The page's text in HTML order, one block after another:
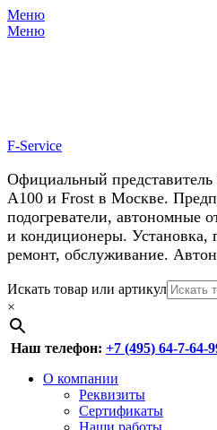
Меню
Меню
F-Service
Официальный представитель
А100 и Frost в Москве.
подогреватели, автономные
и кондиционеры. Установка,
ремонт, обслуживание.
Header
Right
Menu
Перейти
к
содержимому
Искать товар или артикул
×
Наш телефон: +7 (495) 64-7-64-
Основное
Перейти
содержимому
О компании
Реквизиты
Сертификаты
Наши работы
У нас